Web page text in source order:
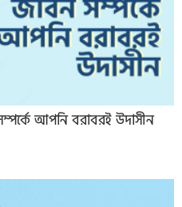
আপনি বরাবরই উদাসীন